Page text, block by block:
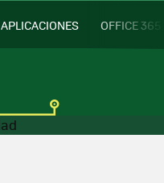
APLICACIONES OFFICE 365